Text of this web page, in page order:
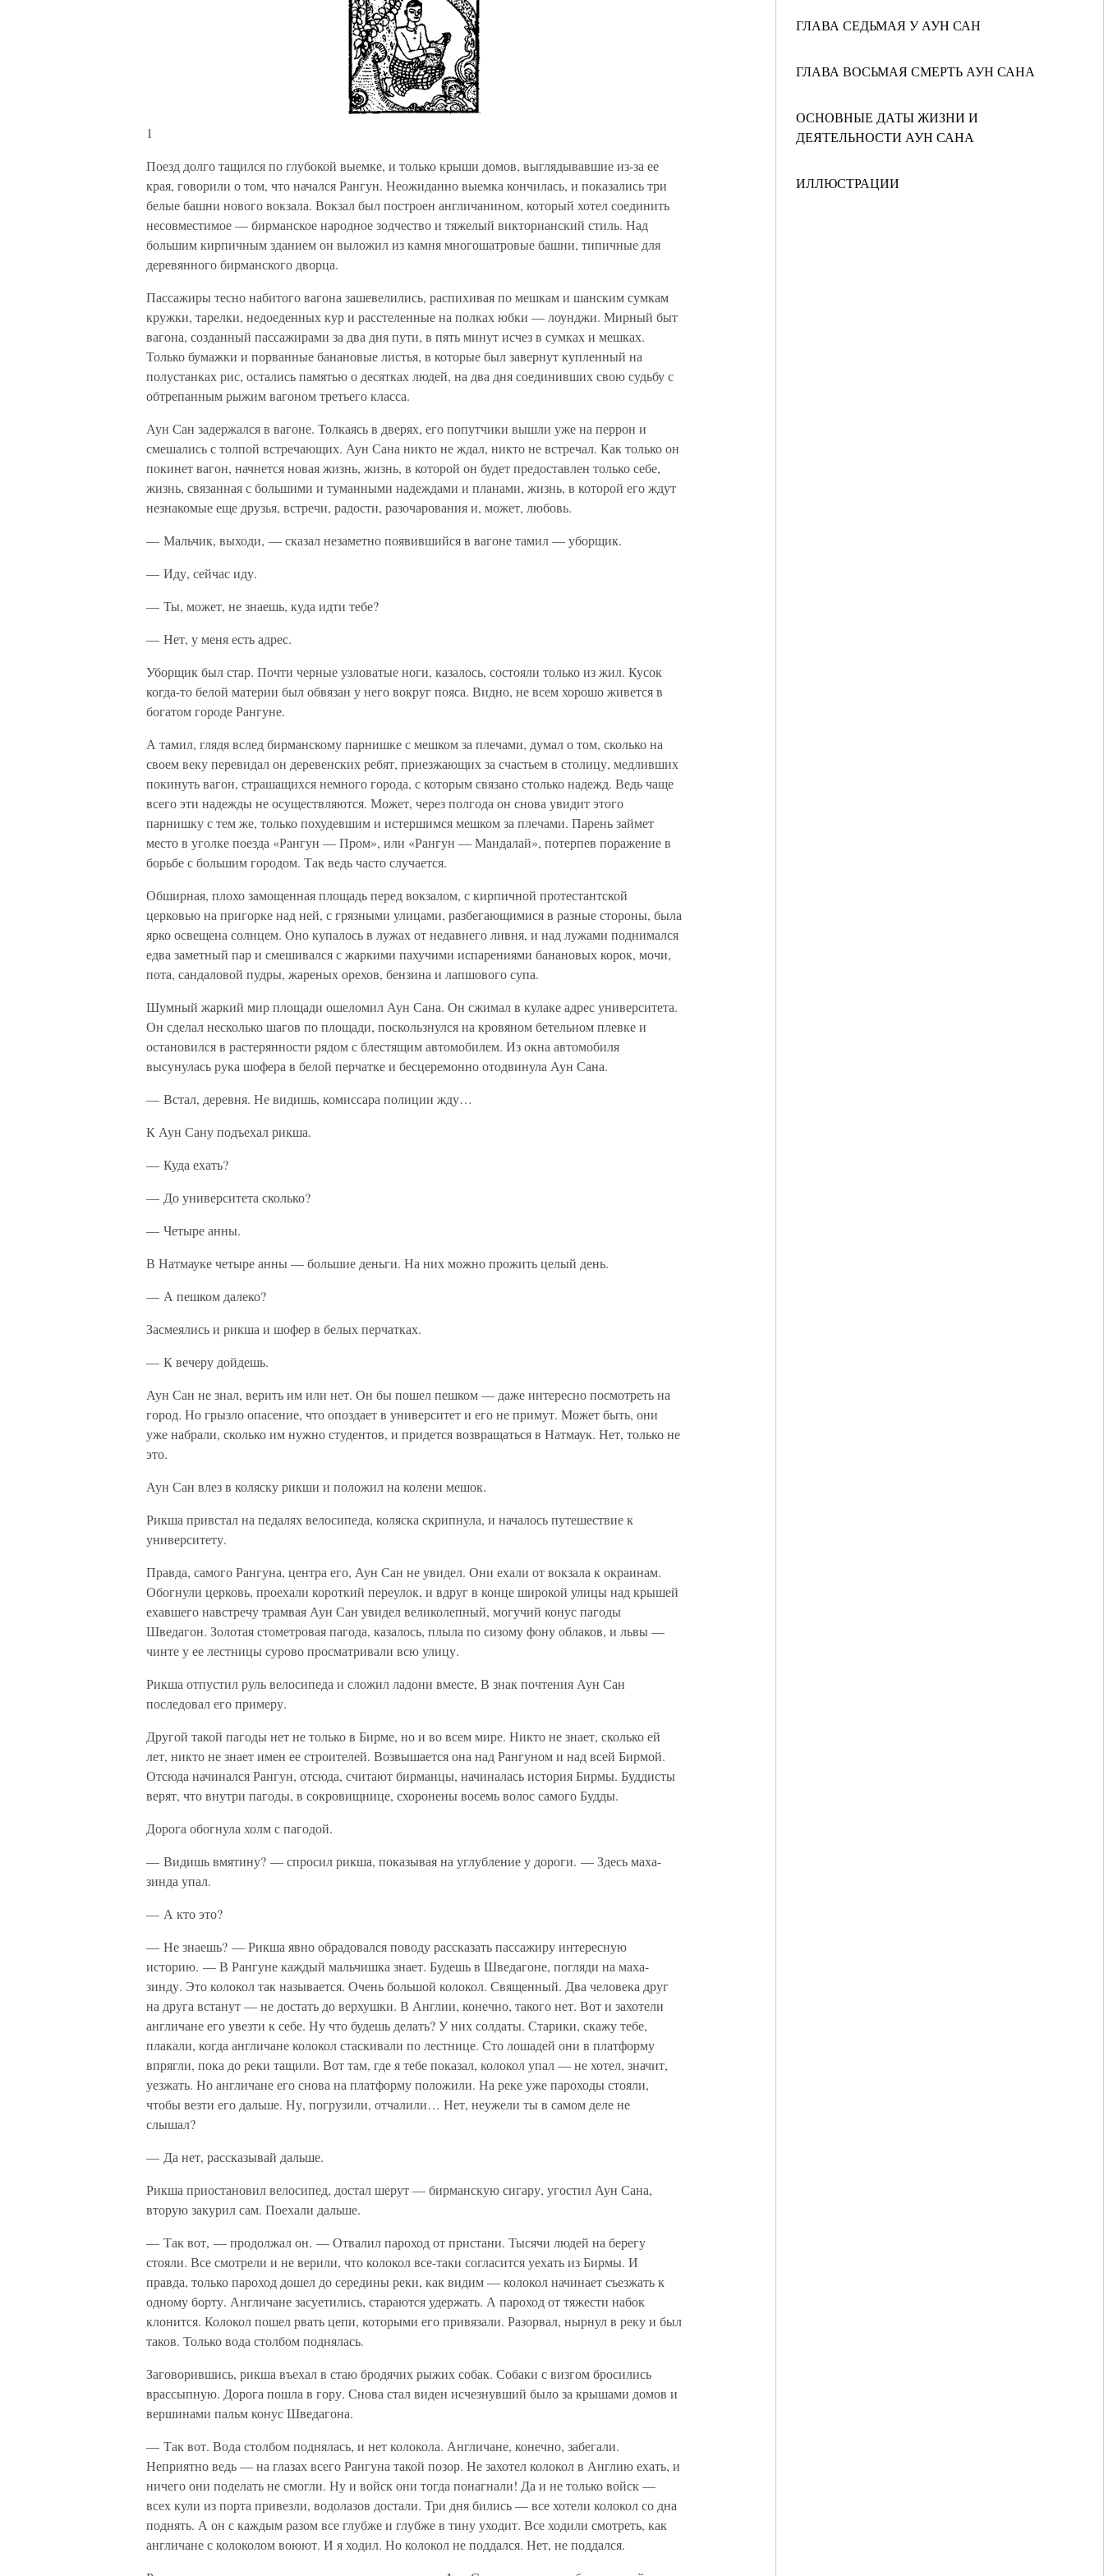
ГЛАВА СЕДЬМАЯ У АУH САН
ГЛАВА ВОСЬМАЯ СМЕРТЬ АУН САНА
ОСНОВНЫЕ ДАТЫ ЖИЗНИ И
ДЕЯТЕЛЬНОСТИ АУН САНА
ИЛЛЮСТРАЦИИ
1
Поезд долго тащился по глубокой выемке, и только крыши домов, выглядывавшие из-за ее
края, говорили о том, что начался Рангун. Неожиданно выемка кончилась, и показались три
белые башни нового вокзала. Вокзал был построен англичанином, который хотел соединить
несовместимое — бирманское народное зодчество и тяжелый викторианский стиль. Над
большим кирпичным зданием он выложил из камня многошатровые башни, типичные для
деревянного бирманского дворца.
Пассажиры тесно набитого вагона зашевелились, распихивая по мешкам и шанским сумкам
кружки, тарелки, недоеденных кур и расстеленные на полках юбки — лоунджи. Мирный быт
вагона, созданный пассажирами за два дня пути, в пять минут исчез в сумках и мешках.
Только бумажки и порванные банановые листья, в которые был завернут купленный на
полустанках рис, остались памятью о десятках людей, на два дня соединивших свою судьбу с
обтрепанным рыжим вагоном третьего класса.
Аун Сан задержался в вагоне. Толкаясь в дверях, его попутчики вышли уже на перрон и
смешались с толпой встречающих. Аун Сана никто не ждал, никто не встречал. Как только он
покинет вагон, начнется новая жизнь, жизнь, в которой он будет предоставлен только себе,
жизнь, связанная с большими и туманными надеждами и планами, жизнь, в которой его ждут
незнакомые еще друзья, встречи, радости, разочарования и, может, любовь.
— Мальчик, выходи, — сказал незаметно появившийся в вагоне тамил — уборщик.
— Иду, сейчас иду.
— Ты, может, не знаешь, куда идти тебе?
— Нет, у меня есть адрес.
Уборщик был стар. Почти черные узловатые ноги, казалось, состояли только из жил. Кусок
когда-то белой материи был обвязан у него вокруг пояса. Видно, не всем хорошо живется в
богатом городе Рангуне.
А тамил, глядя вслед бирманскому парнишке с мешком за плечами, думал о том, сколько на
своем веку перевидал он деревенских ребят, приезжающих за счастьем в столицу, медливших
покинуть вагон, страшащихся немного города, с которым связано столько надежд. Ведь чаще
всего эти надежды не осуществляются. Может, через полгода он снова увидит этого
парнишку с тем же, только похудевшим и истершимся мешком за плечами. Парень займет
место в уголке поезда «Рангун — Пром», или «Рангун — Мандалай», потерпев поражение в
борьбе с большим городом. Так ведь часто случается.
Обширная, плохо замощенная площадь перед вокзалом, с кирпичной протестантской
церковью на пригорке над ней, с грязными улицами, разбегающимися в разные стороны, была
ярко освещена солнцем. Оно купалось в лужах от недавнего ливня, и над лужами поднимался
едва заметный пар и смешивался с жаркими пахучими испарениями банановых корок, мочи,
пота, сандаловой пудры, жареных орехов, бензина и лапшового супа.
Шумный жаркий мир площади ошеломил Аун Сана. Он сжимал в кулаке адрес университета.
Он сделал несколько шагов по площади, поскользнулся на кровяном бетельном плевке и
остановился в растерянности рядом с блестящим автомобилем. Из окна автомобиля
высунулась рука шофера в белой перчатке и бесцеремонно отодвинула Аун Сана.
— Встал, деревня. Не видишь, комиссара полиции жду…
К Аун Сану подъехал рикша.
— Куда ехать?
— До университета сколько?
— Четыре анны.
В Натмауке четыре анны — большие деньги. На них можно прожить целый день.
— А пешком далеко?
Засмеялись и рикша и шофер в белых перчатках.
— К вечеру дойдешь.
Аун Сан не знал, верить им или нет. Он бы пошел пешком — даже интересно посмотреть на
город. Но грызло опасение, что опоздает в университет и его не примут. Может быть, они
уже набрали, сколько им нужно студентов, и придется возвращаться в Натмаук. Нет, только не
это.
Аун Сан влез в коляску рикши и положил на колени мешок.
Рикша привстал на педалях велосипеда, коляска скрипнула, и началось путешествие к
университету.
Правда, самого Рангуна, центра его, Аун Сан не увидел. Они ехали от вокзала к окраинам.
Обогнули церковь, проехали короткий переулок, и вдруг в конце широкой улицы над крышей
ехавшего навстречу трамвая Аун Сан увидел великолепный, могучий конус пагоды
Шведагон. Золотая стометровая пагода, казалось, плыла по сизому фону облаков, и львы —
чинте у ее лестницы сурово просматривали всю улицу.
Рикша отпустил руль велосипеда и сложил ладони вместе, В знак почтения Аун Сан
последовал его примеру.
Другой такой пагоды нет не только в Бирме, но и во всем мире. Никто не знает, сколько ей
лет, никто не знает имен ее строителей. Возвышается она над Рангуном и над всей Бирмой.
Отсюда начинался Рангун, отсюда, считают бирманцы, начиналась история Бирмы. Буддисты
верят, что внутри пагоды, в сокровищнице, схоронены восемь волос самого Будды.
Дорога обогнула холм с пагодой.
— Видишь вмятину? — спросил рикша, показывая на углубление у дороги. — Здесь маха-
зинда упал.
— А кто это?
— Не знаешь? — Рикша явно обрадовался поводу рассказать пассажиру интересную
историю. — В Рангуне каждый мальчишка знает. Будешь в Шведагоне, погляди на маха-
зинду. Это колокол так называется. Очень большой колокол. Священный. Два человека друг
на друга встанут — не достать до верхушки. В Англии, конечно, такого нет. Вот и захотели
англичане его увезти к себе. Ну что будешь делать? У них солдаты. Старики, скажу тебе,
плакали, когда англичане колокол стаскивали по лестнице. Сто лошадей они в платформу
впрягли, пока до реки тащили. Вот там, где я тебе показал, колокол упал — не хотел, значит,
уезжать. Но англичане его снова на платформу положили. На реке уже пароходы стояли,
чтобы везти его дальше. Ну, погрузили, отчалили… Нет, неужели ты в самом деле не
слышал?
— Да нет, рассказывай дальше.
Рикша приостановил велосипед, достал шерут — бирманскую сигару, угостил Аун Сана,
вторую закурил сам. Поехали дальше.
— Так вот, — продолжал он. — Отвалил пароход от пристани. Тысячи людей на берегу
стояли. Все смотрели и не верили, что колокол все-таки согласится уехать из Бирмы. И
правда, только пароход дошел до середины реки, как видим — колокол начинает съезжать к
одному борту. Англичане засуетились, стараются удержать. А пароход от тяжести набок
клонится. Колокол пошел рвать цепи, которыми его привязали. Разорвал, нырнул в реку и был
таков. Только вода столбом поднялась.
Заговорившись, рикша въехал в стаю бродячих рыжих собак. Собаки с визгом бросились
врассыпную. Дорога пошла в гору. Снова стал виден исчезнувший было за крышами домов и
вершинами пальм конус Шведагона.
— Так вот. Вода столбом поднялась, и нет колокола. Англичане, конечно, забегали.
Неприятно ведь — на глазах всего Рангуна такой позор. Не захотел колокол в Англию ехать, и
ничего они поделать не смогли. Ну и войск они тогда понагнали! Да и не только войск —
всех кули из порта привезли, водолазов достали. Три дня бились — все хотели колокол со дна
поднять. А он с каждым разом все глубже и глубже в тину уходит. Все ходили смотреть, как
англичане с колоколом воюют. И я ходил. Но колокол не поддался. Нет, не поддался.